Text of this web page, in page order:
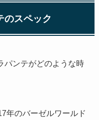
のスペック
パンテがどのような時
年のバーゼルワールド